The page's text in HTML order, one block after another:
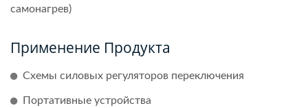
самонагрев)
Применение Продукта
Схемы силовых регуляторов переключения
Портативные устройства